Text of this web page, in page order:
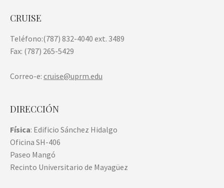
CRUISE
Teléfono:(787) 832-4040 ext. 3489
Fax: (787) 265-5429
Correo-e: cruise@uprm.edu
DIRECCIÓN
Física: Edificio Sánchez Hidalgo
Oficina SH-406
Paseo Mangó
Recinto Universitario de Mayagüez